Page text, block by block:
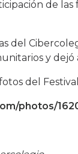
de
del
y
del
photos/